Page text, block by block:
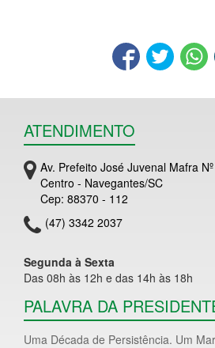
ATENDIMENTO
Av. Prefeito José Juvenal Mafra
Centro - Navegantes/SC
Cep: 88370 - 112
(47) 3342 2037
Segunda à Sexta
Das 08h às 12h e das 14h às 18h
PALAVRA DA
Uma Década de Persistência. Um